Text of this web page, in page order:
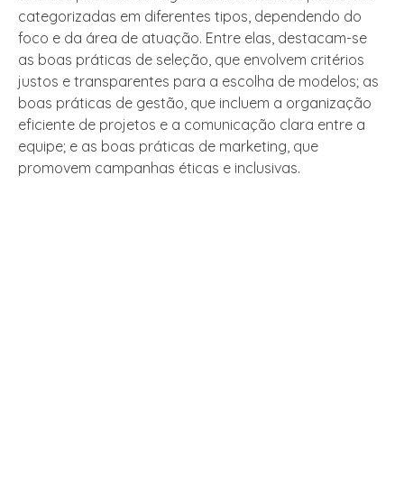
categorizadas em diferentes tipos, dependendo do
foco e da área de atuação. Entre elas, destacam-se
as boas práticas de seleção, que envolvem critérios
justos e transparentes para a escolha de modelos; as
boas práticas de gestão, que incluem a organização
eficiente de projetos e a comunicação clara entre a
equipe; e as boas práticas de marketing, que
promovem campanhas éticas e inclusivas.